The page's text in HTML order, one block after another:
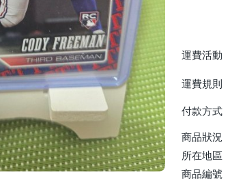
運費活動
運費規則
付款方式
商品狀況
所在地區
商品編號